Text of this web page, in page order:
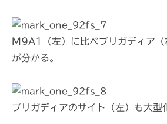
M9A1（左）に比べブリガディア（
が分かる。
ブリガディアのサイト（左）も大型